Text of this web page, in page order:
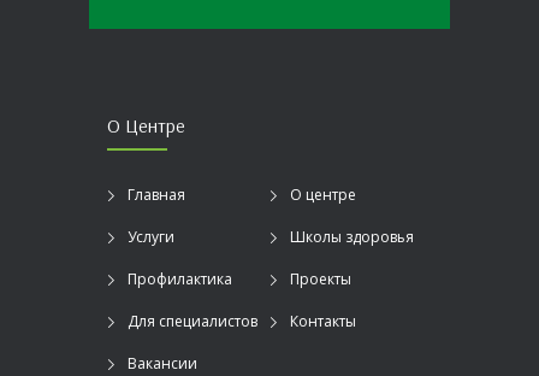
О Центре
Главная О центре
Услуги Школы здоровья
Профилактика Проекты
Для специалистов Контакты
Вакансии